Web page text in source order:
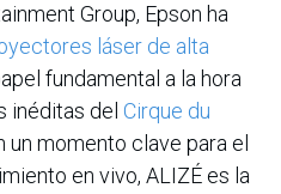
Group, Epson ha
láser de alta
fundamental a la hora
inéditas del Cirque du
un momento clave para el
en vivo, ALIZÉ es la